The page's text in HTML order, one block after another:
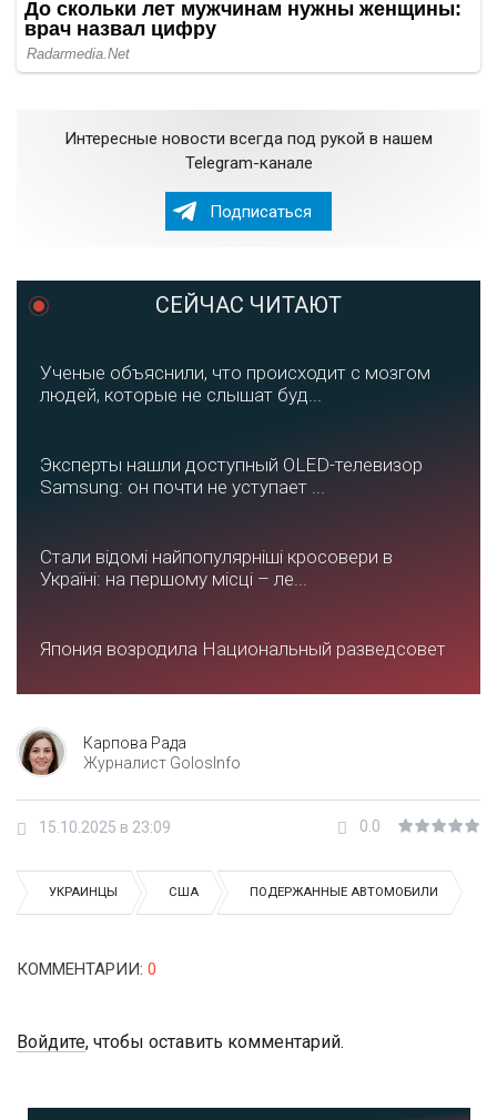
Интересные новости всегда под рукой в нашем
Telegram-канале
Подписаться
СЕЙЧАС ЧИТАЮТ
Ученые объяснили, что происходит с мозгом
людей, которые не слышат буд...
Эксперты нашли доступный OLED-телевизор
Samsung: он почти не уступает ...
Стали відомі найпопулярніші кросовери в
Україні: на першому місці – ле...
Япония возродила Национальный разведсовет
Карпова Рада
Журналист GolosInfo
15.10.2025 в 23:09 0.0
УКРАИНЦЫ США ПОДЕРЖАННЫЕ АВТОМОБИЛИ
КОММЕНТАРИИ: 0
Войдите, чтобы оставить комментарий.